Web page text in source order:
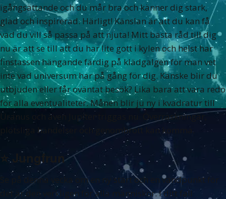
igångsättande och du mår bra och känner dig stark,
glad och inspirerad. Härligt! Känslan är att du kan få
vad du vill så passa på att njuta! Mitt bästa råd till dig
nu är att se till att du har lite gott i kylen och helst har
finstassen hängande färdig på klädgalgen för man vet
inte vad universum har på gång för dig. Kanske blir du
utbjuden eller får oväntat besök? Lika bara att vara redo
för alla eventualiteter. Månen blir ju ny i kvadratur till
Uranus och även Jupiter triggas nu. Överraskningar,
plötsliga händelser och genombrott kan komma.
⭐️ Jungfrun
Se på denna vecka om en ny start och en vändpunkt för
det är den verkligen för alla människor. I ditt fall